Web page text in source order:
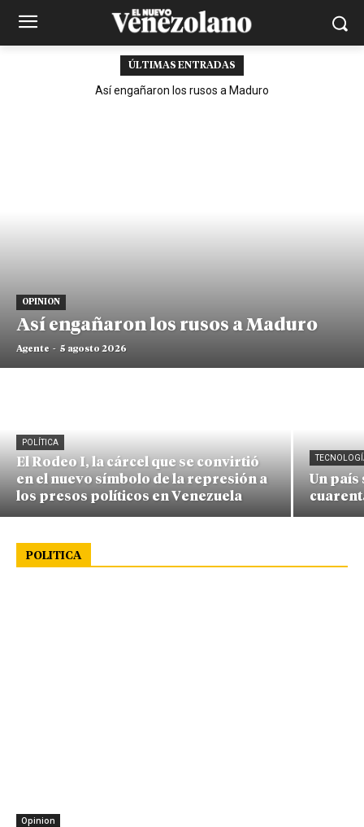
ÚLTIMAS ENTRADAS
Así engañaron los rusos a Maduro
OPINION
Así engañaron los rusos a Maduro
Agente - 5 agosto 2026
POLÍTICA
El Rodeo I, la cárcel que se convirtió
en el nuevo símbolo de la represión a
los presos políticos en Venezuela
Un país
POLITICA
Opinion